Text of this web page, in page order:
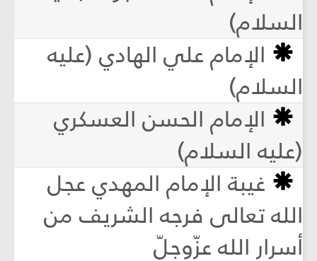
السلام)
الإمام علي الهادي (عليه
السلام)
الإمام الحسن العسكري
(عليه السلام)
غيبة الإمام المهدي عجل
الله تعالى فرجه الشريف من
أسرار الله عزّوجلّ